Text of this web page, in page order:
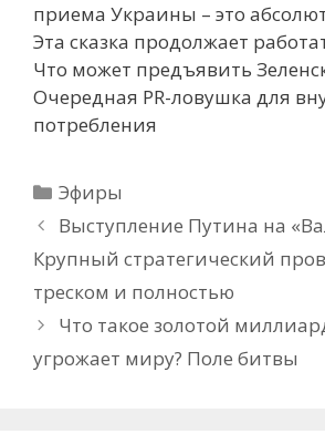
приема Украины – это
Эта сказка продолжает
Что может предъявить
Очередная PR-ловушка для
потребления
Рубрики
Эфиры
Выступление Путина на
Крупный стратегический
треском и полностью
Что такое золотой
угрожает миру? Поле битвы